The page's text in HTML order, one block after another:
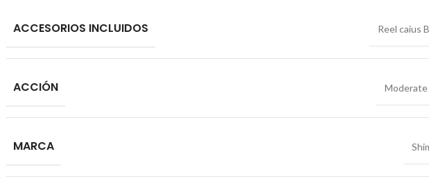
ACCESORIOS INCLUIDOS Reel caius
ACCIÓN Moderate
MARCA